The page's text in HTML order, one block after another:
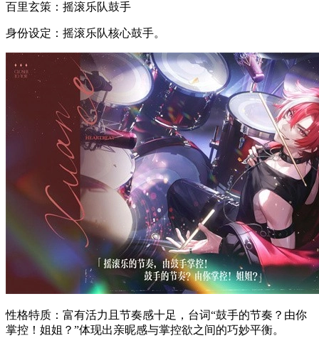
百里玄策：摇滚乐队鼓手
身份设定：摇滚乐队核心鼓手。
性格特质：富有活力且节奏感十足，台词“鼓手的节奏？由你
掌控！姐姐？”体现出亲昵感与掌控欲之间的巧妙平衡。